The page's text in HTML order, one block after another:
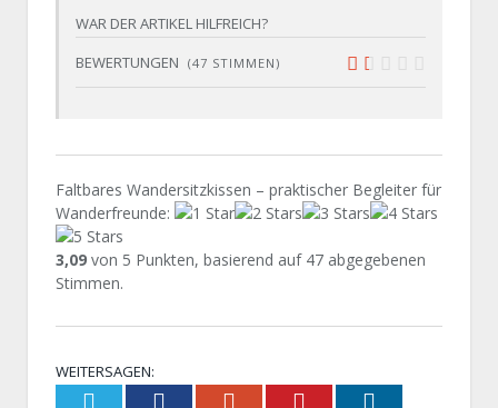
WAR DER ARTIKEL HILFREICH?
BEWERTUNGEN (47 STIMMEN)
Faltbares Wandersitzkissen – praktischer Begleiter für
Wanderfreunde:
3,09 von 5 Punkten, basierend auf 47 abgegebenen
Stimmen.
WEITERSAGEN:
Twitter Facebook Google+ Pinterest